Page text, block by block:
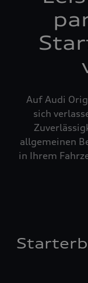
Auf Audi
sich
allgemeinen
in Ihrem